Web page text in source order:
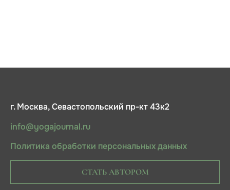
г. Москва, Севастопольский пр-кт 43к2
info@yogajournal.ru
Политика обработки персональных данных
СТАТЬ АВТОРОМ